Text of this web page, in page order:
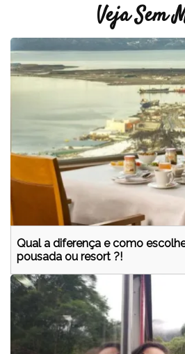
Veja Sem
Qual a diferença e como
pousada ou resort ?!